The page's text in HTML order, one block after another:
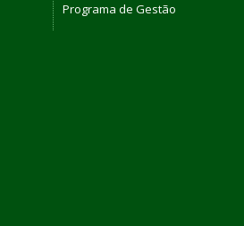
Programa de Gestão